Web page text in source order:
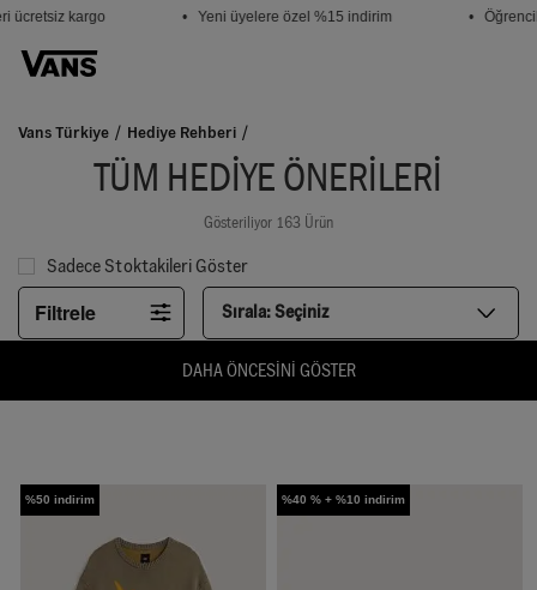
kargo • Yeni üyelere özel %15 indirim •
Vans Türkiye Hediye Rehberi
TÜM HEDİYE ÖNERİLERİ
Gösteriliyor 163 Ürün
Sadece Stoktakileri Göster
Filtrele Sırala:Seçiniz
DAHA ÖNCESINI GÖSTER
%50 indirim %40 % + %10 indirim